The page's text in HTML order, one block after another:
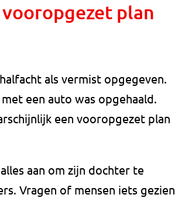
plan
als vermist opgegeven.
een auto was opgehaald.
een vooropgezet plan
aan om zijn dochter te
Vragen of mensen iets gezien